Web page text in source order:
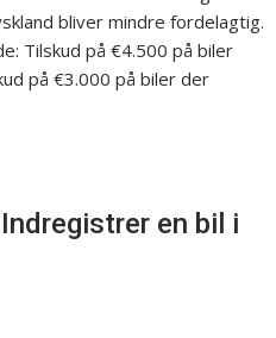
bliver mindre fordelagtig.
Tilskud på €4.500 på biler
på €3.000 på biler der
en bil i